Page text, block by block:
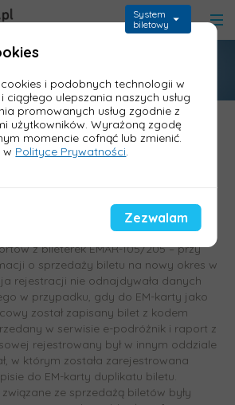
System
biletowy
konduktorska
- wykazy zmian>Kasa konduktorska -
>Wersja 1.50j Kasa konduktorska
poprawki dot. synchronizacji danych
z bileterek EMAR-105/205 – przy
o sprzedaży biletu na nowy okres w
rejestracji nie odnajdywała danych
w przypadku, gdy do EM-karty jako
został zapisany bilet z kodem
w serwisie e-podróżnik i raport z
rejestrowany był w innym oddziale
w którym została zarejestrowana
do EM-karty duplikatu biletu.
ze sprzedażą biletów były
i podobnych technologii w
ciągłego ulepszania naszych usług
promowanych usług zgodnie z
użytkowników. Wyrażoną zgodę
momencie cofnąć lub zmienić.
w Polityce Prywatności.
Zezwalam